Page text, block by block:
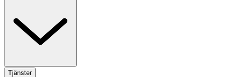
Tjänster